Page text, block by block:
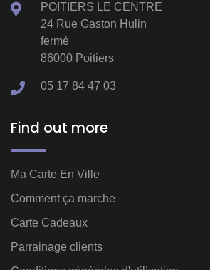
POITIERS LE CENTRE
24 Rue Gaston Hulin
fermé
86000 Poitiers
05 17 84 47 03
Find out more
Ma Carte En Ville
Comment ça marche
Carte Cadeaux
Parrainage clients